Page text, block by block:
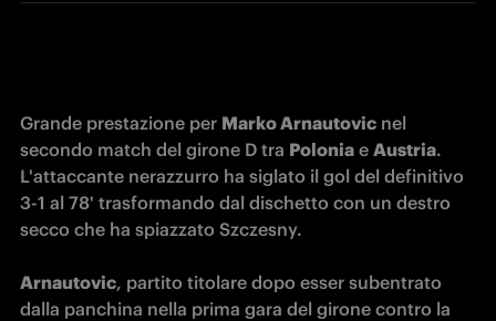
Grande prestazione per Marko Arnautovic nel
secondo match del girone D tra Polonia e Austria.
L'attaccante nerazzurro ha siglato il gol del definitivo
3-1 al 78' trasformando dal dischetto con un destro
secco che ha spiazzato Szczesny.
Arnautovic, partito titolare dopo esser subentrato
dalla panchina nella prima gara del girone contro la